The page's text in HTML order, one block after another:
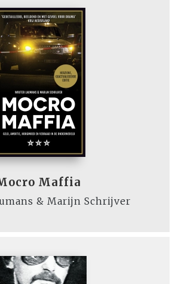
Maffia
& Marijn Schrijver